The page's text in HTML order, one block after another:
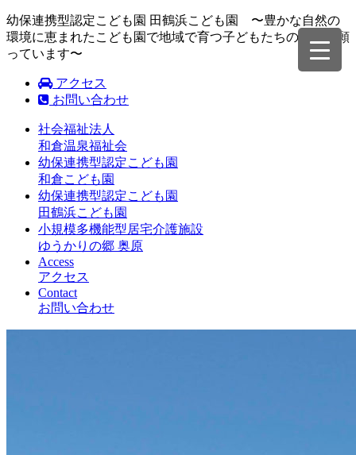
幼保連携型認定こども園 田鶴浜こども園 〜豊かな自然の
環境に恵まれたこども園で地域で育つ子どもたちの成長を願
っています〜
アクセス
お問い合わせ
社会福祉法人
和倉温泉福祉会
幼保連携型認定こども園
和倉こども園
幼保連携型認定こども園
田鶴浜こども園
小規模多機能型居宅介護施設
ゆうかりの郷 奥原
Access
アクセス
Contact
お問い合わせ